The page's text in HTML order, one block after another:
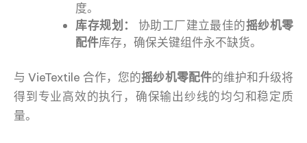
度。
库存规划：
协助工厂建立最佳的摇纱机零
配件库存，确保关键组件永不缺货。
与 VieTextile 合作，您的摇纱机零配件的维护和升级将
得到专业高效的执行，确保输出纱线的均匀和稳定质
量。